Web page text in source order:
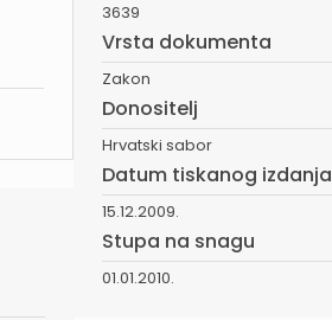
3639
Vrsta dokumenta
Zakon
Donositelj
Hrvatski sabor
Datum tiskanog izdanja
15.12.2009.
Stupa na snagu
01.01.2010.